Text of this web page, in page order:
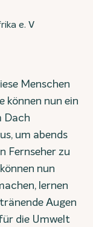
e. V
Menschen
können nun ein
Dach
um abends
Fernseher zu
nun
lernen
Augen
die Umwelt